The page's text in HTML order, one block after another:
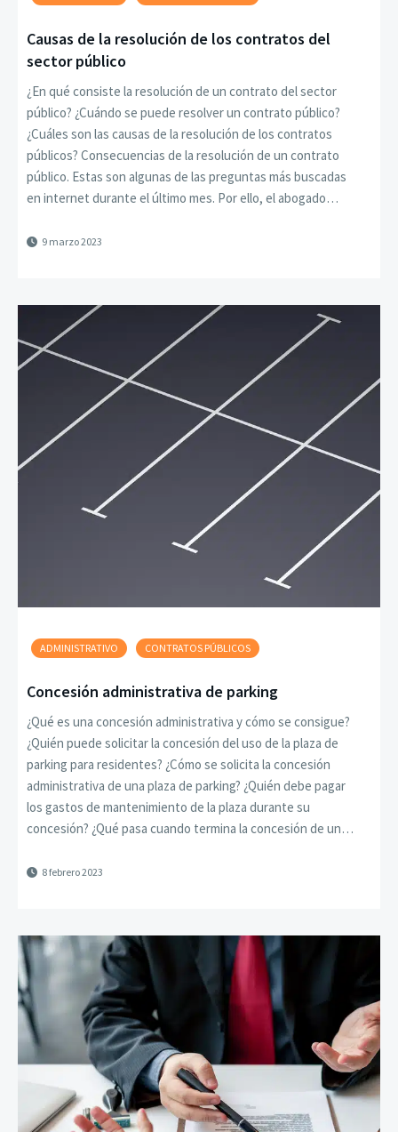
Causas de la resolución de los contratos del
sector público
¿En qué consiste la resolución de un contrato del sector
público? ¿Cuándo se puede resolver un contrato público?
¿Cuáles son las causas de la resolución de los contratos
públicos? Consecuencias de la resolución de un contrato
público. Estas son algunas de las preguntas más buscadas
en internet durante el último mes. Por ello, el abogado…
9 marzo 2023
ADMINISTRATIVO CONTRATOS PÚBLICOS
Concesión administrativa de parking
¿Qué es una concesión administrativa y cómo se consigue?
¿Quién puede solicitar la concesión del uso de la plaza de
parking para residentes? ¿Cómo se solicita la concesión
administrativa de una plaza de parking? ¿Quién debe pagar
los gastos de mantenimiento de la plaza durante su
concesión? ¿Qué pasa cuando termina la concesión de un…
8 febrero 2023